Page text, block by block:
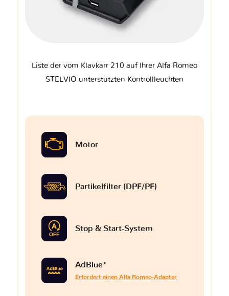
Liste der vom Klavkarr 210 auf Ihrer Alfa Romeo
STELVIO unterstützten Kontrollleuchten
Motor
Partikelfilter (DPF/PF)
Stop & Start-System
AdBlue*
Erfordert einen Alfa Romeo-Adapter